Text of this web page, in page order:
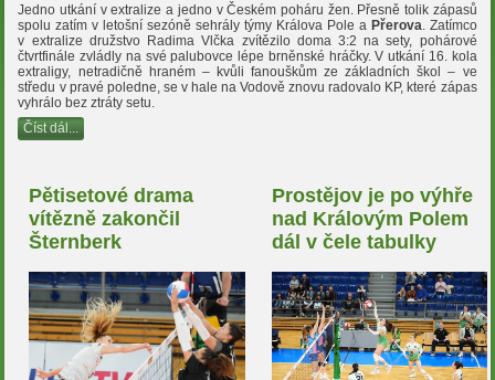
Jedno utkání v extralize a jedno v Českém poháru žen. Přesně tolik zápasů
spolu zatím v letošní sezóně sehrály týmy Králova Pole a Přerova. Zatímco
v extralize družstvo Radima Vlčka zvítězilo doma 3:2 na sety, pohárové
čtvrtfinále zvládly na své palubovce lépe brněnské hráčky. V utkání 16. kola
extraligy, netradičně hraném – kvůli fanouškům ze základních škol – ve
středu v pravé poledne, se v hale na Vodově znovu radovalo KP, které zápas
vyhrálo bez ztráty setu.
Číst dál...
Pětisetové drama
vítězně zakončil
Šternberk
Prostějov je po výhře
nad Královým Polem
dál v čele tabulky